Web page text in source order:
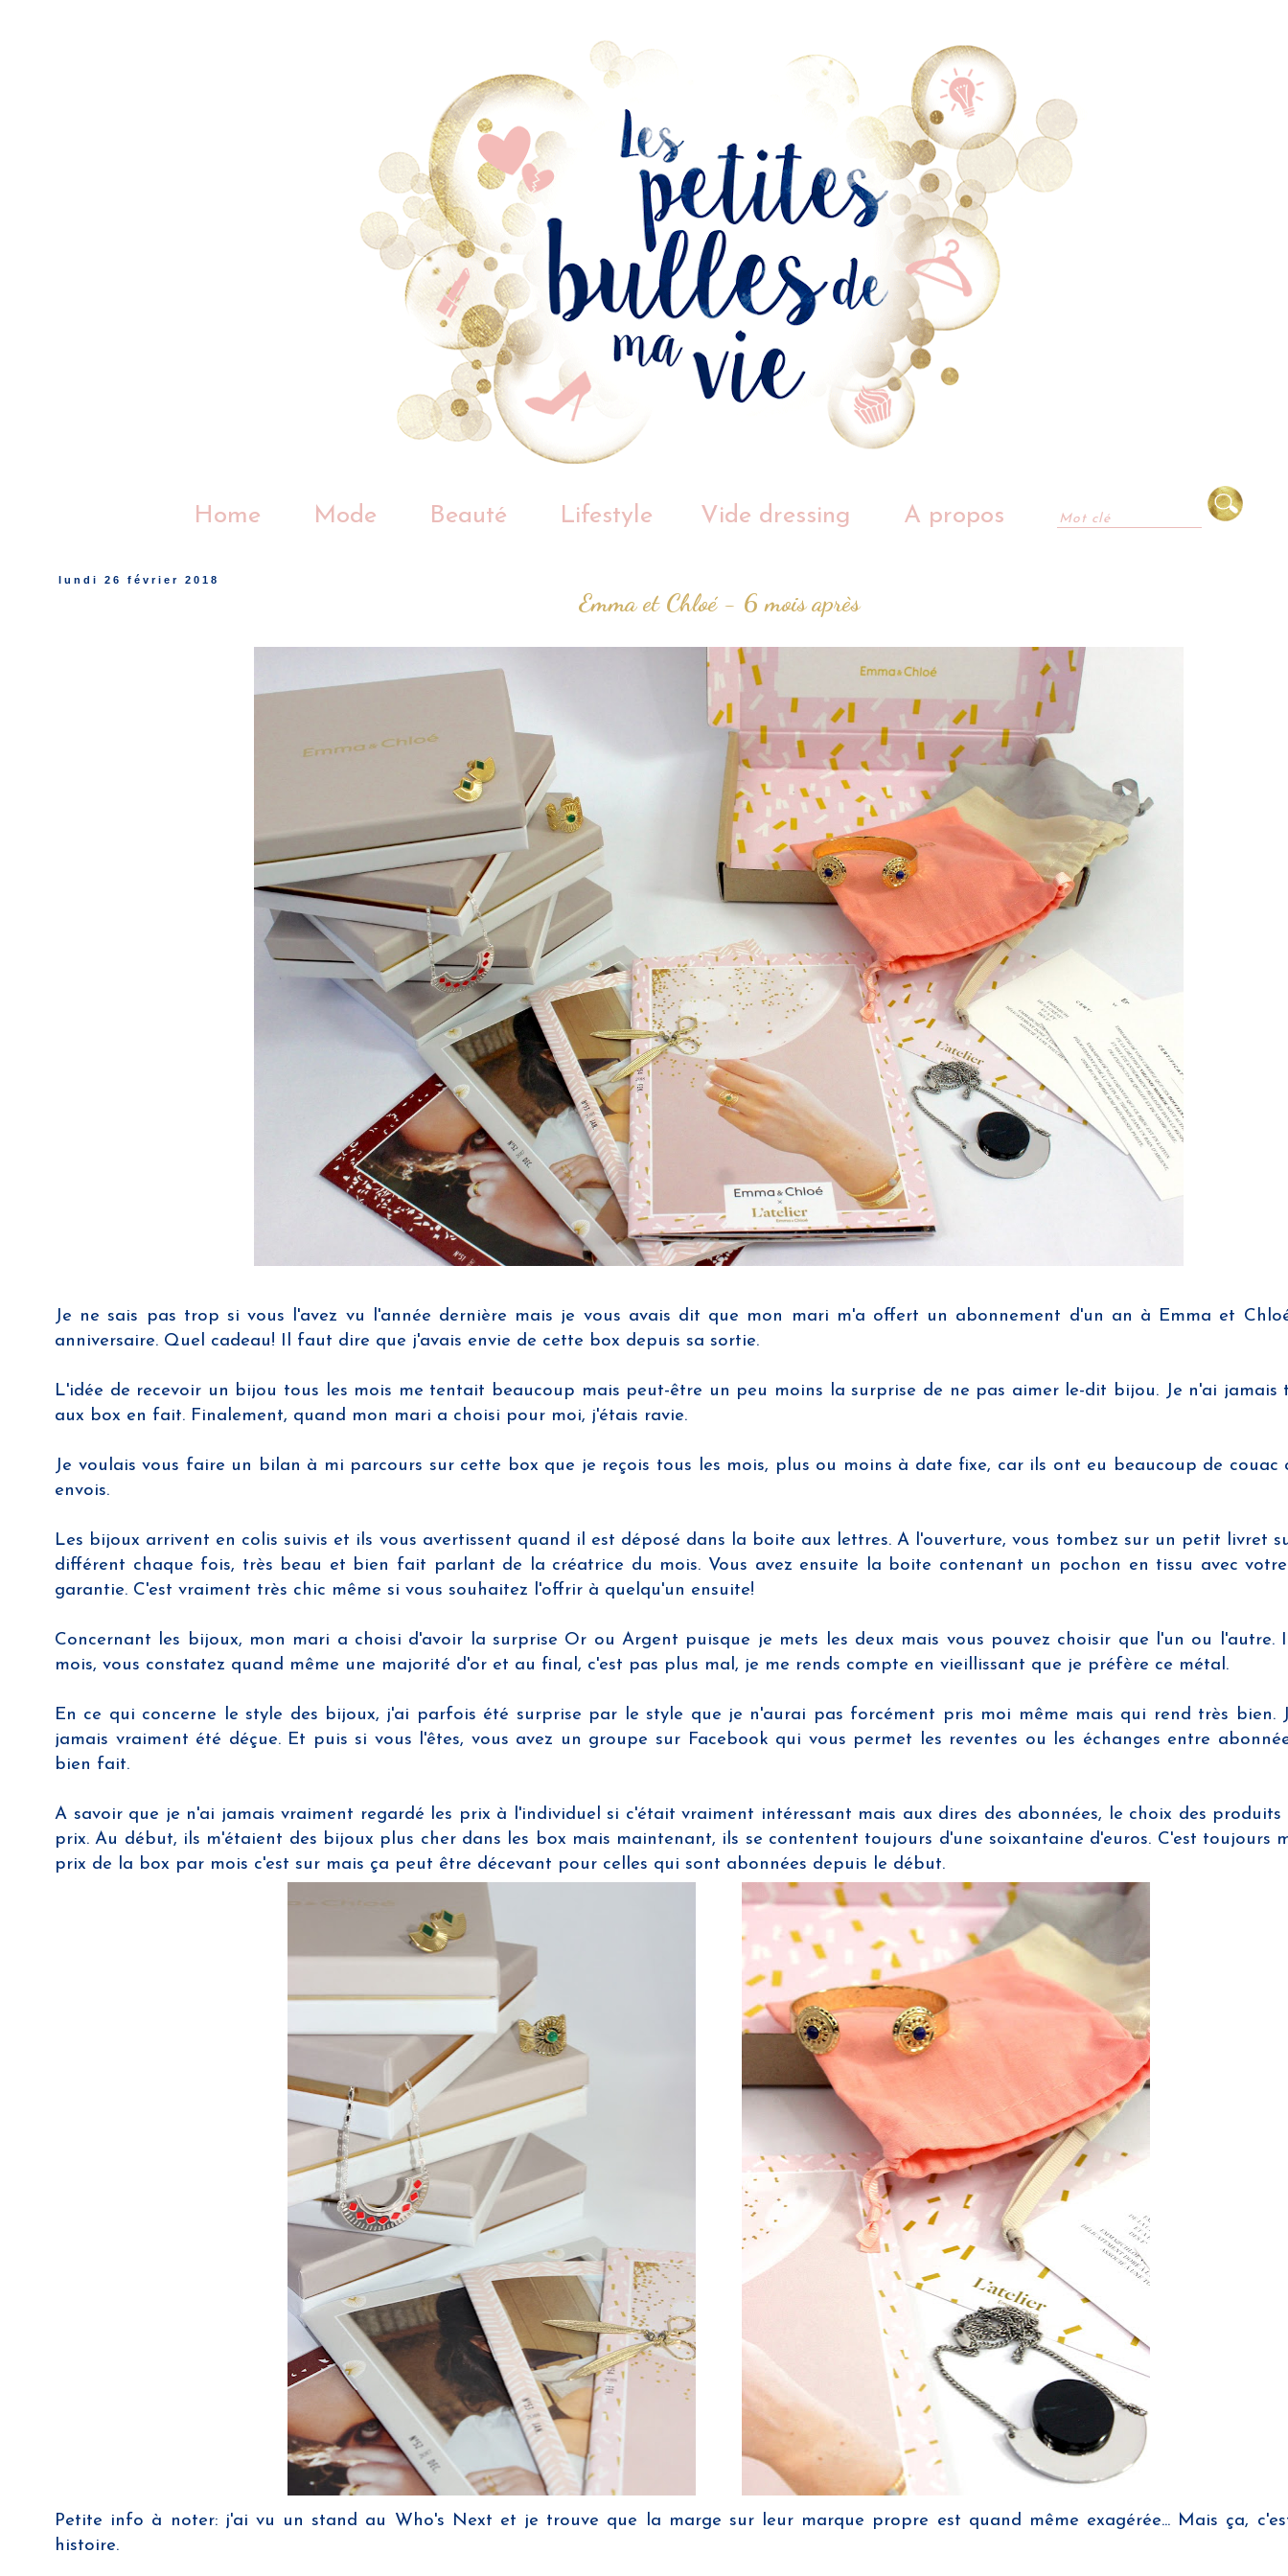
Home Mode Beauté Lifestyle Vide dressing A propos
lundi 26 février 2018
Emma et Chloé - 6 mois après
Je ne sais pas trop si vous l'avez vu l'année dernière mais je vous avais dit que mon mari m'a offert un abonnement d'un an à Emma et
anniversaire. Quel cadeau! Il faut dire que j'avais envie de cette box depuis sa sortie.
L'idée de recevoir un bijou tous les mois me tentait beaucoup mais peut-être un peu moins la surprise de ne pas aimer le-dit bijou. Je n'ai jamais
aux box en fait. Finalement, quand mon mari a choisi pour moi, j'étais ravie.
Je voulais vous faire un bilan à mi parcours sur cette box que je reçois tous les mois, plus ou moins à date fixe, car ils ont eu beaucoup de couac
envois.
Les bijoux arrivent en colis suivis et ils vous avertissent quand il est déposé dans la boite aux lettres. A l'ouverture, vous tombez sur un petit livret
différent chaque fois, très beau et bien fait parlant de la créatrice du mois. Vous avez ensuite la boite contenant un pochon en tissu avec
garantie. C'est vraiment très chic même si vous souhaitez l'offrir à quelqu'un ensuite!
Concernant les bijoux, mon mari a choisi d'avoir la surprise Or ou Argent puisque je mets les deux mais vous pouvez choisir que l'un ou l'autre.
mois, vous constatez quand même une majorité d'or et au final, c'est pas plus mal, je me rends compte en vieillissant que je préfère ce métal.
En ce qui concerne le style des bijoux, j'ai parfois été surprise par le style que je n'aurai pas forcément pris moi même mais qui rend très bien.
jamais vraiment été déçue. Et puis si vous l'êtes, vous avez un groupe sur Facebook qui vous permet les reventes ou les échanges entre
bien fait.
A savoir que je n'ai jamais vraiment regardé les prix à l'individuel si c'était vraiment intéressant mais aux dires des abonnées, le choix des produits
prix. Au début, ils m'étaient des bijoux plus cher dans les box mais maintenant, ils se contentent toujours d'une soixantaine d'euros. C'est toujours
prix de la box par mois c'est sur mais ça peut être décevant pour celles qui sont abonnées depuis le début.
Petite info à noter: j'ai vu un stand au Who's Next et je trouve que la marge sur leur marque propre est quand même exagérée... Mais ça,
histoire.